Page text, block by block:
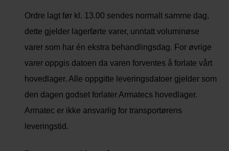
Ordre lagt før kl. 1 3.00 sendes normalt samme dag,
dette gjelder lagerførte varer, unntatt voluminøse
varer som har én ekstra behandlingsdag. For øvrige
varer oppgis datoen da varen forventes å forlate vårt
hovedlager. Alle oppgitte leveringsdatoer gjelder som
den dagen godset forlaterArmatecs hovedlager.
Armatec er ikke ansvarlig for transportørens
leveringstid.